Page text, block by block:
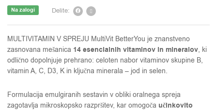
Delite:
Na zalogi
MULTIVITAMIN V SPREJU MultiVit BetterYou je znanstveno
zasnovana mešanica 14 esencialnih vitaminov in mineralov, ki
odlično dopolnjuje prehrano: celoten nabor vitaminov skupine B,
vitamin A, C, D3, K in ključna minerala – jod in selen.
Formulacija emulgiranih sestavin v obliki oralnega spreja
zagotavlja mikroskopsko razpršitev, kar omogoča učinkovito